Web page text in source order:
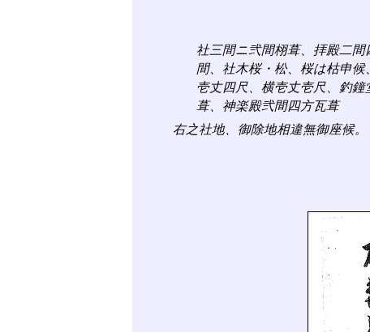
社三間ニ弐間栩葺、拝殿二
間、社木桜・松、桜は枯申
壱丈四尺、横壱丈壱尺、釣
葺、神楽殿弐間四方瓦葺
右之社地、御除地相違無御座候。